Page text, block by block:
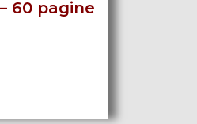
60 pagine